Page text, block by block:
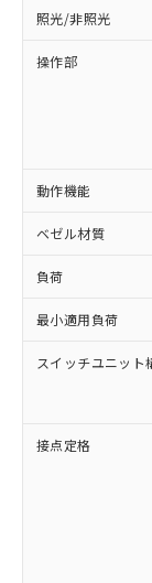
照光/非照光
操作部
動作機能
ベゼル材質
負荷
最小適用負荷
スイッチユニット
接点定格※1 対
対
非含有
対応予